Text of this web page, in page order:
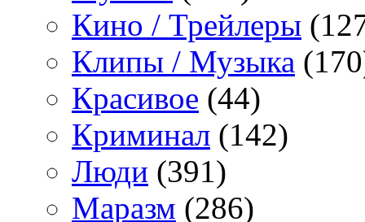
Кино / Трейлеры
Клипы / Музыка
Красивое (44)
Криминал (142)
Люди (391)
Маразм (286)